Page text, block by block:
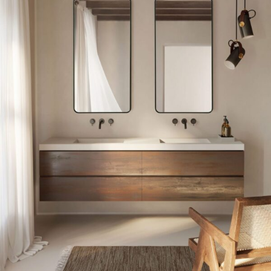
Lustra podświetlane z
zaokrąglonymi rogami
Tego typu zwierciadła są odpowiednie zwłaszcza do łazienki.
Nowoczesny design i dodatkowa funkcja w postaci oświetlenia
ukrytego za taflą lustra czynią je szczególnie wartościowym
elementem wyposażenia wnętrza. Jeśli chcesz mieć modne lustro
podświetlane lustro z zaokrąglonymi
narożnikami . Zaokrąglone rogi lustra świetnie pasują do zaoblonych
blatów czy armatury w łazience. Do wyboru barwa światła neutralna –
zbliżona do światła dziennego – lub ciepła. I trzy typy włączników led:
naścienny, dotykowy i zbliżeniowy. Taśmy led są ukryte za mlecznymi
kloszami, dzięki czemu rozprowadzają światło równomiernie. Każdego
nasze lustro do łazienki jest odporne na wilgoć i korozję.
Dopasuj lustro do swoich potrzeb
Nasze lustra to odpowiedź dla osób poszukujących świeżych,
nowoczesnych form, ale także dla tych, którzy cenią sznyt vintage.